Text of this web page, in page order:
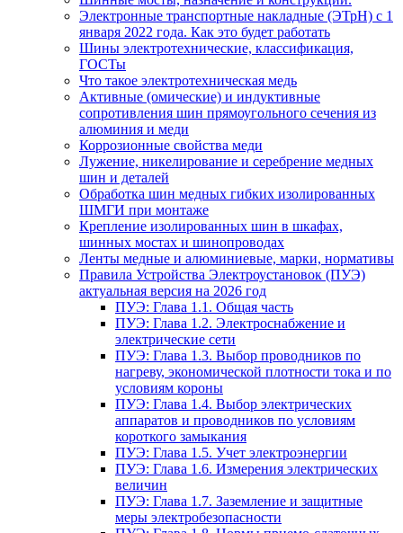
Электронные транспортные накладные (ЭТрН) с 1
января 2022 года. Как это будет работать
Шины электротехнические, классификация,
ГОСТы
Что такое электротехническая медь
Активные (омические) и индуктивные
сопротивления шин прямоугольного сечения из
алюминия и меди
Коррозионные свойства меди
Лужение, никелирование и серебрение медных
шин и деталей
Обработка шин медных гибких изолированных
ШМГИ при монтаже
Крепление изолированных шин в шкафах,
шинных мостах и шинопроводах
Ленты медные и алюминиевые, марки, нормативы
Правила Устройства Электроустановок (ПУЭ)
актуальная версия на 2026 год
ПУЭ: Глава 1.1. Общая часть
ПУЭ: Глава 1.2. Электроснабжение и
электрические сети
ПУЭ: Глава 1.3. Выбор проводников по
нагреву, экономической плотности тока и по
условиям короны
ПУЭ: Глава 1.4. Выбор электрических
аппаратов и проводников по условиям
короткого замыкания
ПУЭ: Глава 1.5. Учет электроэнергии
ПУЭ: Глава 1.6. Измерения электрических
величин
ПУЭ: Глава 1.7. Заземление и защитные
меры электробезопасности